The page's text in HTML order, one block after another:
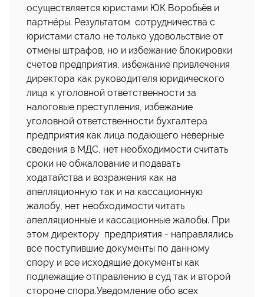
осуществляется юристами ЮК Воробьёв и
партнёры. Результатом сотрудничества с
юристами стало не только удовольствие от
отмены штрафов, но и избежание блокировки
счетов предприятия, избежание привлечения
директора как руководителя юридического
лица к уголовной ответственности за
налоговые преступления, избежание
уголовной ответственности бухгалтера
предприятия как лица подающего неверные
сведения в МДС, нет необходимости считать
сроки не обжалование и подавать
ходатайства и возражения как на
апелляционную так и на кассационную
жалобу, нет необходимости читать
апелляционные и кассационные жалобы. При
этом директору предприятия - направлялись
все поступившие документы по данному
спору и все исходящие документы как
подлежащие отправлению в суд так и второй
стороне спора.Уведомление обо всех